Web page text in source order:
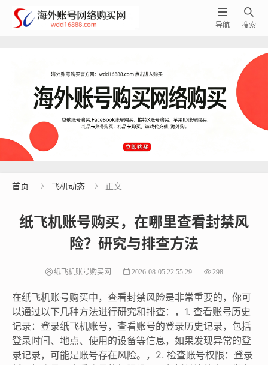

搜索

导航
首页  飞机动态  正文
纸飞机账号购买，在哪里查看封禁风
险？研究与排查方法
纸飞机账号购买网 2026-08-05 22:55:29 298
在纸飞机账号购买中，查看封禁风险是非常重要的，你可
以通过以下几种方法进行研究和排查：，1. 查看账号历史
记录：登录纸飞机账号，查看账号的登录历史记录，包括
登录时间、地点、使用的设备等信息，如果发现异常的登
录记录，可能是账号存在风险。，2. 检查账号权限：登录